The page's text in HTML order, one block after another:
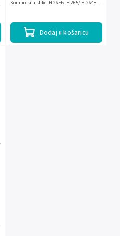
Dodaj u košaricu
Kompresija slike: H.265+/ H.265/ H.264+/